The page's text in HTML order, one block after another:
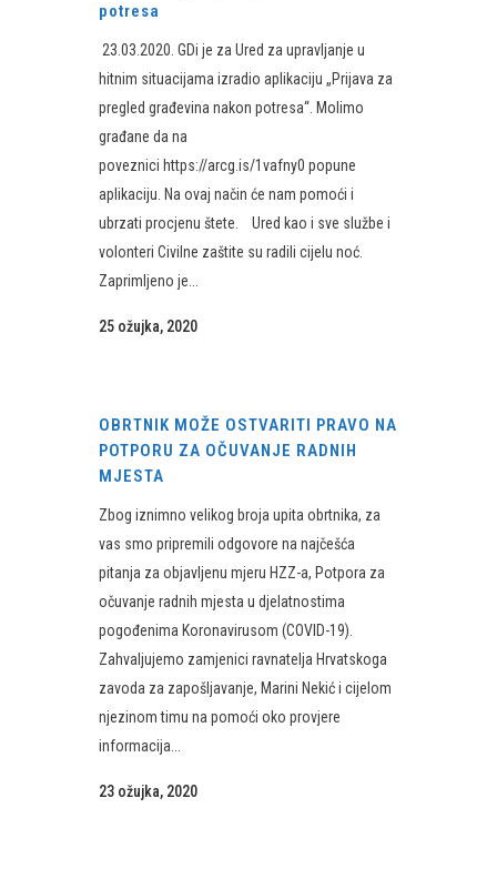
potresa
23.03.2020. GDi je za Ured za upravljanje u
hitnim situacijama izradio aplikaciju „Prijava za
pregled građevina nakon potresa“. Molimo
građane da na
poveznici https://arcg.is/1vafny0 popune
aplikaciju. Na ovaj način će nam pomoći i
ubrzati procjenu štete. Ured kao i sve službe i
volonteri Civilne zaštite su radili cijelu noć.
Zaprimljeno je...
25 ožujka, 2020
OBRTNIK MOŽE OSTVARITI PRAVO NA
POTPORU ZA OČUVANJE RADNIH
MJESTA
Zbog iznimno velikog broja upita obrtnika, za
vas smo pripremili odgovore na najčešća
pitanja za objavljenu mjeru HZZ-a, Potpora za
očuvanje radnih mjesta u djelatnostima
pogođenima Koronavirusom (COVID-19).
Zahvaljujemo zamjenici ravnatelja Hrvatskoga
zavoda za zapošljavanje, Marini Nekić i cijelom
njezinom timu na pomoći oko provjere
informacija...
23 ožujka, 2020